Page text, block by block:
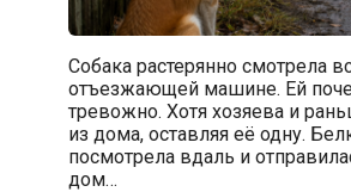
Собака растерянно смотрела
отъезжающей машине. Ей
тревожно. Хотя хозяева и
из дома, оставляя её одну.
посмотрела вдаль и
дом…